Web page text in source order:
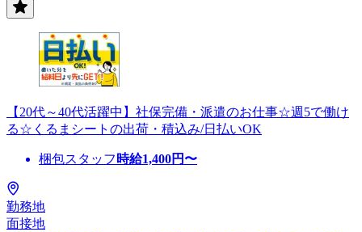
【20代～40代活躍中】社保完備・派遣のお仕事☆週5で働け
る☆くるまシートの出荷・積込み/日払いOK
梱包スタッフ 時給1,400円〜
勤務地
面接地